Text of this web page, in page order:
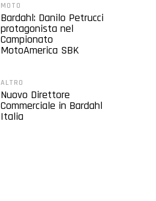
MOTO
Bardahl: Danilo Petrucci
protagonista nel
Campionato
MotoAmerica SBK
ALTRO
Nuovo Direttore
Commerciale in Bardahl
Italia